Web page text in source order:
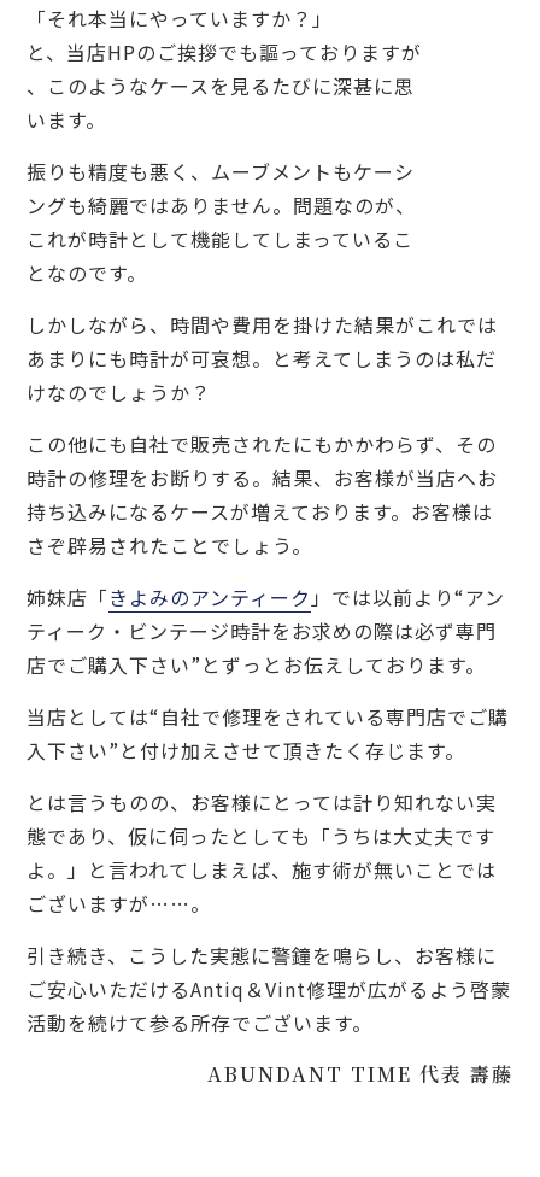
「それ本当にやっていますか？」
と、当店HPのご挨拶でも謳っておりますが
、このようなケースを見るたびに深甚に思
います。
振りも精度も悪く、ムーブメントもケーシ
ングも綺麗ではありません。問題なのが、
これが時計として機能してしまっているこ
となのです。
しかしながら、時間や費用を掛けた結果がこれでは
あまりにも時計が可哀想。と考えてしまうのは私だ
けなのでしょうか？
この他にも自社で販売されたにもかかわらず、その
時計の修理をお断りする。結果、お客様が当店へお
持ち込みになるケースが増えております。お客様は
さぞ辟易されたことでしょう。
姉妹店「きよみのアンティーク 」では以前より“アン
ティーク・ビンテージ時計をお求めの際は必ず専門
店でご購入下さい”とずっとお伝えしております。
当店としては“自社で修理をされている専門店でご購
入下さい”と付け加えさせて頂きたく存じます。
とは言うものの、お客様にとっては計り知れない実
態であり、仮に伺ったとしても「うちは大丈夫です
よ。」と言われてしまえば、施す術が無いことでは
ございますが……。
引き続き、こうした実態に警鐘を鳴らし、お客様に
ご安心いただけるAntiq＆Vint修理が広がるよう啓蒙
活動を続けて参る所存でございます。
ABUNDANT TIME 代表 壽藤